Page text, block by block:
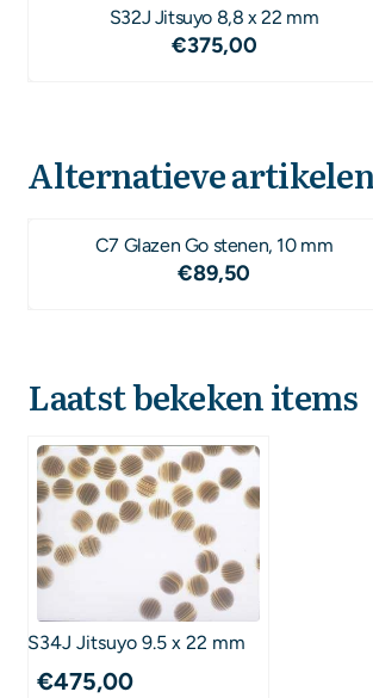
S32J Jitsuyo 8,8 x 22 mm
Prijs: 375,00
€375,00
Alternatieve
C7 Glazen Go stenen, 10 mm
Prijs: 89,50
€89,50
Laatst bekeken items
S34J Jitsuyo 9.5 x 22 mm
€475,00